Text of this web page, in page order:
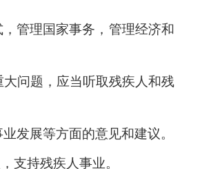
管理国家事务，管理经济和
问题，应当听取残疾人和残
发展等方面的意见和建议。
支持残疾人事业。